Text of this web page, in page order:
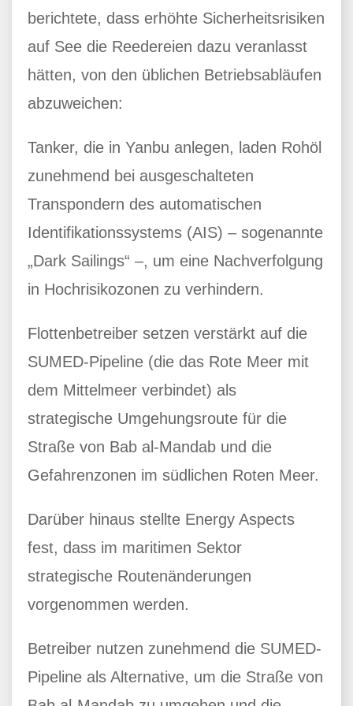
berichtete, dass erhöhte Sicherheitsrisiken
auf See die Reedereien dazu veranlasst
hätten, von den üblichen Betriebsabläufen
abzuweichen:
Tanker, die in Yanbu anlegen, laden Rohöl
zunehmend bei ausgeschalteten
Transpondern des automatischen
Identifikationssystems (AIS) – sogenannte
„Dark Sailings“ –, um eine Nachverfolgung
in Hochrisikozonen zu verhindern.
Flottenbetreiber setzen verstärkt auf die
SUMED-Pipeline (die das Rote Meer mit
dem Mittelmeer verbindet) als
strategische Umgehungsroute für die
Straße von Bab al-Mandab und die
Gefahrenzonen im südlichen Roten Meer.
Darüber hinaus stellte Energy Aspects
fest, dass im maritimen Sektor
strategische Routenänderungen
vorgenommen werden.
Betreiber nutzen zunehmend die SUMED-
Pipeline als Alternative, um die Straße von